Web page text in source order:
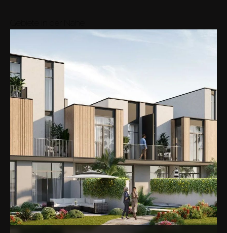
Kaufen
Miete
Verkaufen
Off-Plan
Agenten